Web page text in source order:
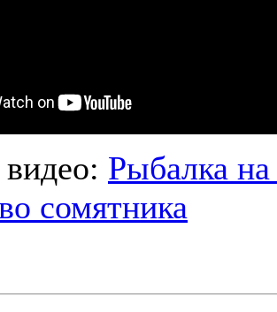
Рыбалка
сомятника